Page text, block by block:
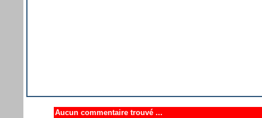
Aucun commentaire trouvé ...